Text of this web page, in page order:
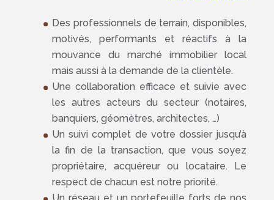
Des professionnels de terrain, disponibles,
motivés, performants et réactifs à la
mouvance du marché immobilier local
mais aussi à la demande de la clientèle.
Une collaboration efficace et suivie avec
les autres acteurs du secteur (notaires,
banquiers, géomètres, architectes, …)
Un suivi complet de votre dossier jusqu’à
la fin de la transaction, que vous soyez
propriétaire, acquéreur ou locataire. Le
respect de chacun est notre priorité.